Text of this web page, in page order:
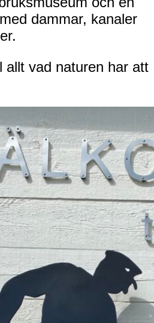
dammar, kanaler
allt vad naturen har att